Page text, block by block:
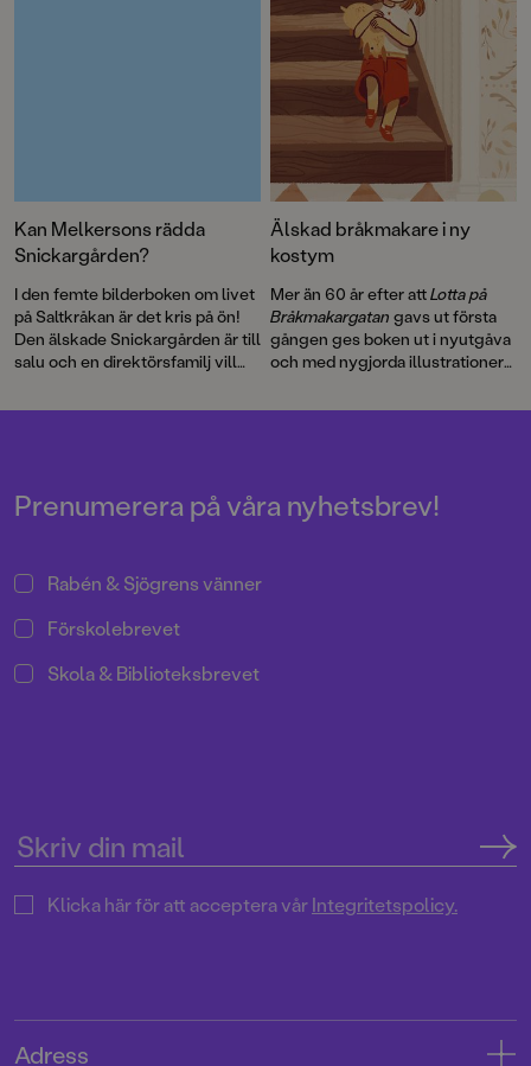
Kan Melkersons rädda
Snickargården?
I den femte bilderboken om livet
på Saltkråkan är det kris på ön!
Den älskade Snickargården är till
salu och en direktörsfamilj vill
bygga en bungalow …
berättelse.
Älskad bråkmakare i ny
kostym
Mer än 60 år efter attLotta på
Bråkmakargatan gavs ut första
gången ges boken ut i nyutgåva
och med nygjorda illustrationer
Prenumerera på våra nyhetsbrev!
Rabén & Sjögrens vänner
Förskolebrevet
Skola & Biblioteksbrevet
Klicka här för att acceptera vårIntegritetspolicy.
Adress